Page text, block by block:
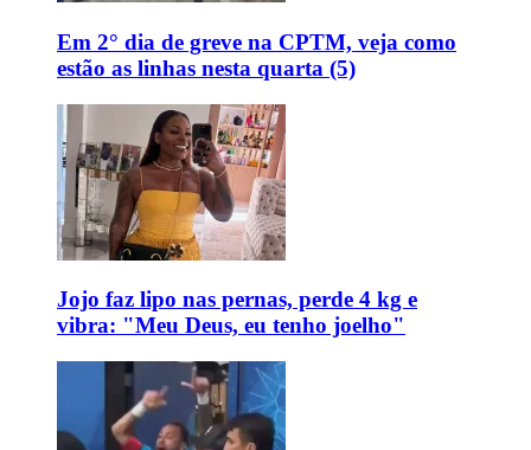
Em 2° dia de greve na CPTM, veja como
estão as linhas nesta quarta (5)
Jojo faz lipo nas pernas, perde 4 kg e
vibra: "Meu Deus, eu tenho joelho"